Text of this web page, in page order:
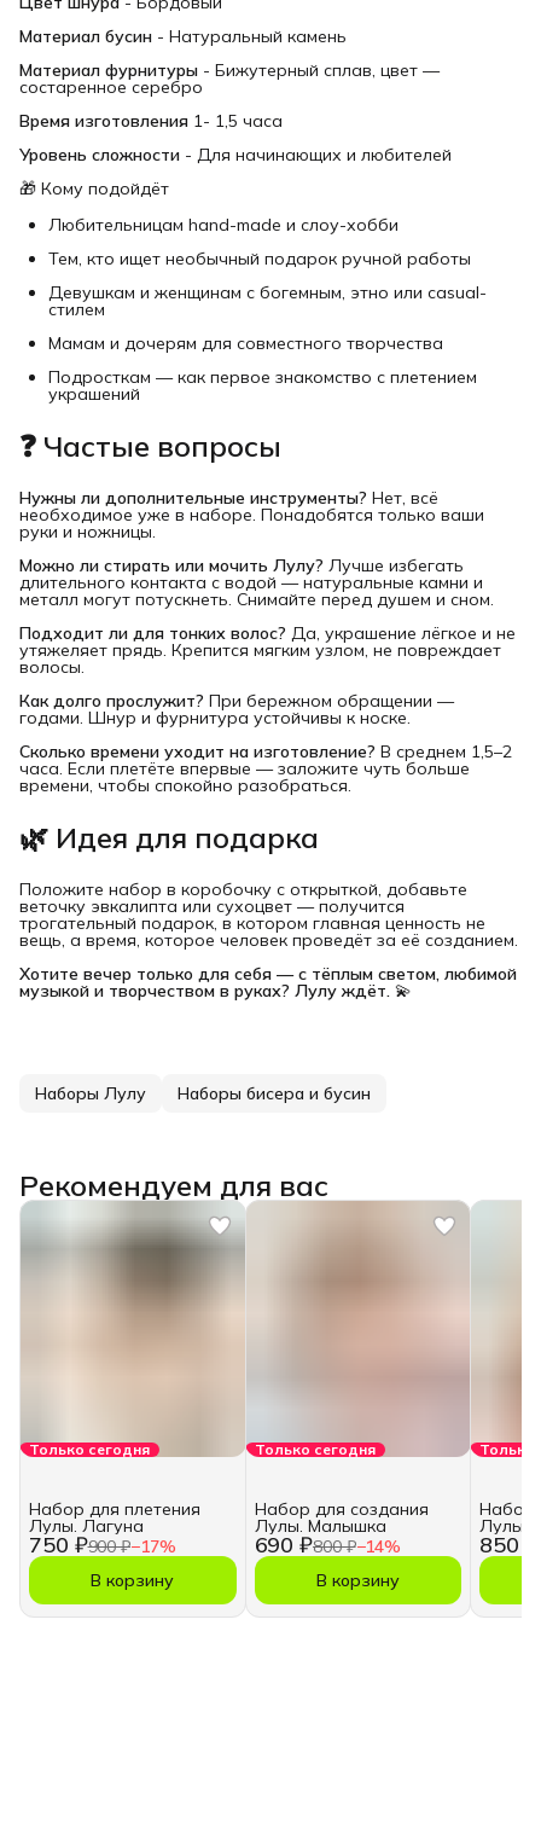
Материал бусин - Натуральный камень
Материал фурнитуры - Бижутерный сплав, цвет —
состаренное серебро
Время изготовления 1- 1,5 часа
Уровень сложности - Для начинающих и любителей
🎁 Кому подойдёт
Любительницам hand-made и слоу-хобби
Тем, кто ищет необычный подарок ручной работы
Девушкам и женщинам с богемным, этно или casual-
стилем
Мамам и дочерям для совместного творчества
Подросткам — как первое знакомство с плетением
украшений
❓ Частые вопросы
Нужны ли дополнительные инструменты? Нет, всё
необходимое уже в наборе. Понадобятся только ваши
руки и ножницы.
Можно ли стирать или мочить Лулу? Лучше избегать
длительного контакта с водой — натуральные камни и
металл могут потускнеть. Снимайте перед душем и сном.
Подходит ли для тонких волос? Да, украшение лёгкое и не
утяжеляет прядь. Крепится мягким узлом, не повреждает
волосы.
Как долго прослужит? При бережном обращении —
годами. Шнур и фурнитура устойчивы к носке.
Сколько времени уходит на изготовление? В среднем 1,5–2
часа. Если плетёте впервые — заложите чуть больше
времени, чтобы спокойно разобраться.
🌿 Идея для подарка
Положите набор в коробочку с открыткой, добавьте
веточку эвкалипта или сухоцвет — получится
трогательный подарок, в котором главная ценность не
вещь, а время, которое человек проведёт за её созданием.
Хотите вечер только для себя — с тёплым светом, любимой
музыкой и творчеством в руках? Лулу ждёт. 💫
Наборы Лулу Наборы бисера и бусин
Рекомендуем для вас
Только сегодня
750 ₽900 ₽−17%
Набор для плетения
Лулы. Лагуна
В корзину
Только сегодня
690 ₽800 ₽−14%
Набор для создания
Лулы. Малышка
В корзину
Только
850 ₽
Набор
Лулы.